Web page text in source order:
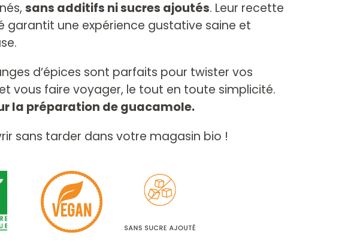
sans additifs ni sucres ajoutés. Leur recette
garantit une expérience gustative saine et
d’épices sont parfaits pour twister vos
vous faire voyager, le tout en toute simplicité.
la préparation de guacamole.
sans tarder dans votre magasin bio !